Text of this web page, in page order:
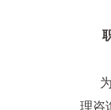
职
为
理咨